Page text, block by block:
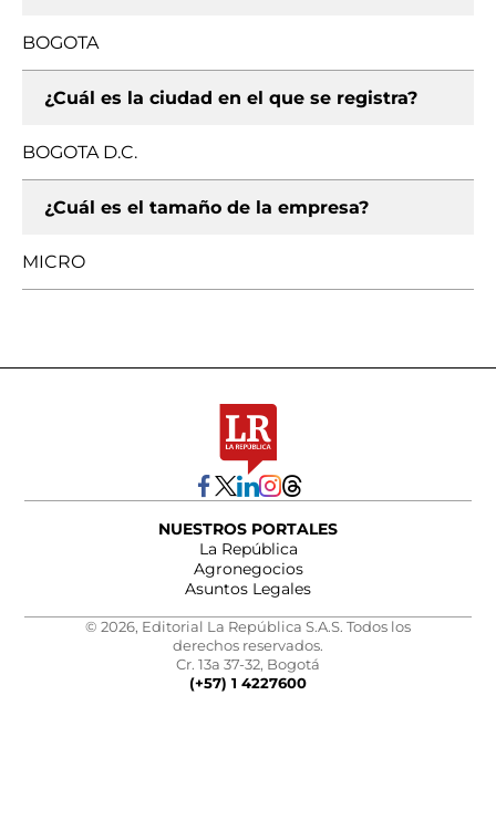
BOGOTA
¿Cuál es la ciudad en el que se registra?
BOGOTA D.C.
¿Cuál es el tamaño de la empresa?
MICRO
NUESTROS PORTALES
La República
Agronegocios
Asuntos Legales
© 2026, Editorial La República S.A.S. Todos los
derechos reservados.
Cr. 13a 37-32, Bogotá
(+57) 1 4227600